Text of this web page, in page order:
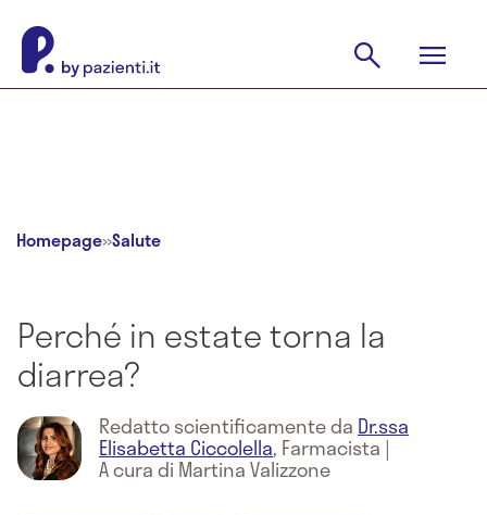
Homepage»Salute
Perché in estate torna la
diarrea?
Redatto scientificamente da Dr.ssa
Elisabetta Ciccolella, Farmacista |
A cura di Martina Valizzone